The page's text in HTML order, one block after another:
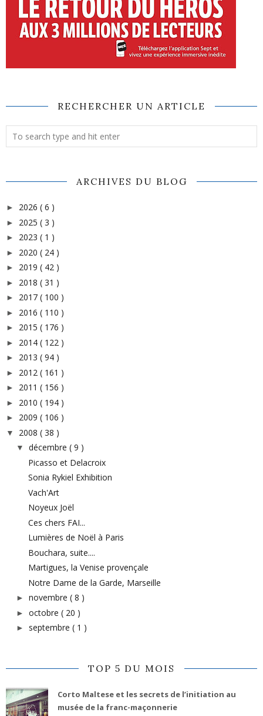
RECHERCHER UN ARTICLE
ARCHIVES DU BLOG
► 2026 ( 6 )
► 2025 ( 3 )
► 2023 ( 1 )
► 2020 ( 24 )
► 2019 ( 42 )
► 2018 ( 31 )
► 2017 ( 100 )
► 2016 ( 110 )
► 2015 ( 176 )
► 2014 ( 122 )
► 2013 ( 94 )
► 2012 ( 161 )
► 2011 ( 156 )
► 2010 ( 194 )
► 2009 ( 106 )
▼ 2008 ( 38 )
▼ décembre ( 9 )
Picasso et Delacroix
Sonia Rykiel Exhibition
Vach'Art
Noyeux Joël
Ces chers FAI...
Lumières de Noël à Paris
Bouchara, suite....
Martigues, la Venise provençale
Notre Dame de la Garde, Marseille
► novembre ( 8 )
► octobre ( 20 )
► septembre ( 1 )
TOP 5 DU MOIS
Corto Maltese et les secrets de l’initiation au
musée de la franc-maçonnerie